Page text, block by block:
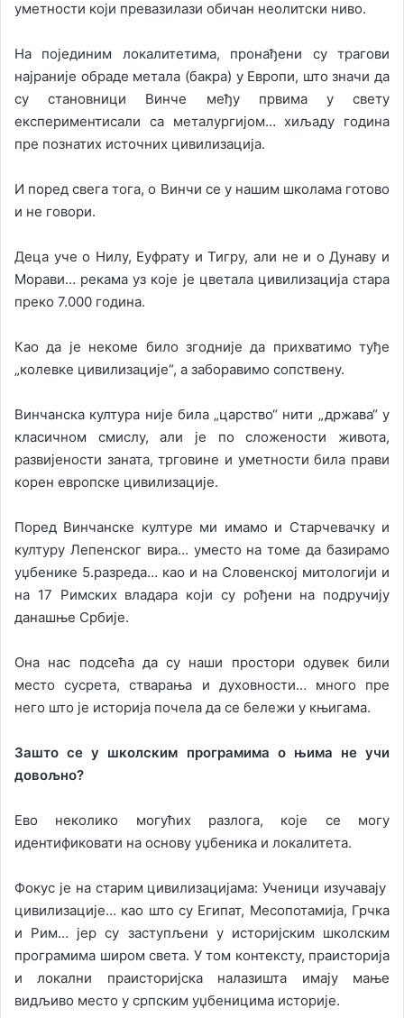
уметности који превазилази обичан неолитски ниво.
На појединим локалитетима, пронађени су трагови
најраније обраде метала (бакра) у Европи, што значи да
су становници Винче међу првима у свету
експериментисали са металургијом… хиљаду година
пре познатих источних цивилизација.
И поред свега тога, о Винчи се у нашим школама готово
и не говори.
Деца уче о Нилу, Еуфрату и Тигру, али не и о Дунаву и
Морави… рекама уз које је цветала цивилизација стара
преко 7.000 година.
Као да је некоме било згодније да прихватимо туђе
„колевке цивилизације“, а заборавимо сопствену.
Винчанска култура није била „царство“ нити „држава“ у
класичном смислу, али је по сложености живота,
развијености заната, трговине и уметности била прави
корен европске цивилизације.
Поред Винчанске културе ми имамо и Старчевачку и
културу Лепенског вира… уместо на томе да базирамо
уџбенике 5.разреда… као и на Словенској митологији и
на 17 Римских владара који су рођени на подручију
данашње Србије.
Она нас подсећа да су наши простори одувек били
место сусрета, стварања и духовности… много пре
него што је историја почела да се бележи у књигама.
Зашто се у школским програмима о њима не учи
довољно?
Ево неколико могућих разлога, које се могу
идентификовати на основу уџбеника и локалитета.
Фокус је на старим цивилизацијама: Ученици изучавају
цивилизације… као што су Египат, Месопотамија, Грчка
и Рим… јер су заступљени у историјским школским
програмима широм света. У том контексту, праисторија
и локални праисторијска налазишта имају мање
видљиво место у српским уџбеницима историје.